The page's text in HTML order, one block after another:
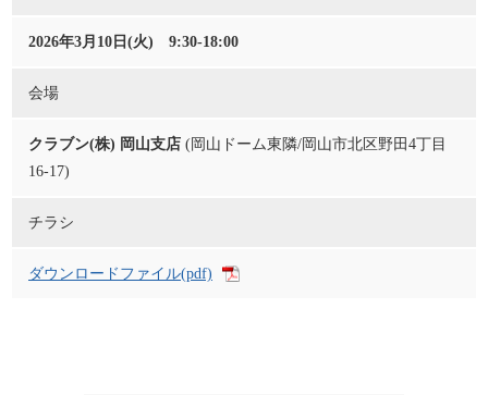
2026年3月10日(火) 9:30-18:00
会場
クラブン(株) 岡山支店 (岡山ドーム東隣/岡山市北区野田4丁目
16-17)
チラシ
ダウンロードファイル(pdf)